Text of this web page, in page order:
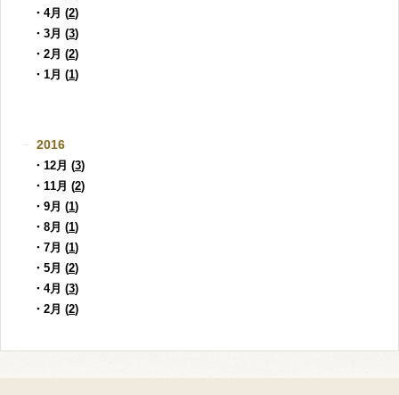
・4月 (2)
・3月 (3)
・2月 (2)
・1月 (1)
2016
・12月 (3)
・11月 (2)
・9月 (1)
・8月 (1)
・7月 (1)
・5月 (2)
・4月 (3)
・2月 (2)